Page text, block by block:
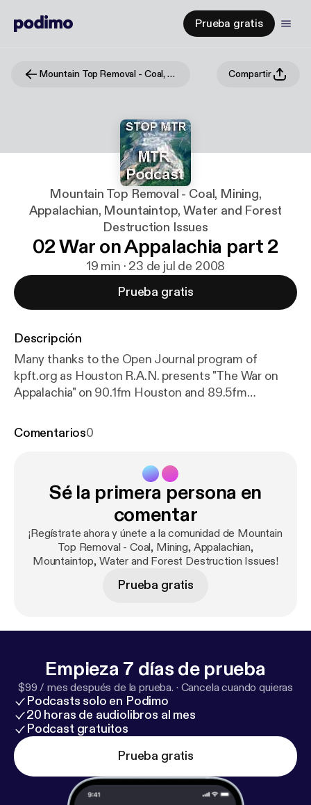
Prueba gratis
Mountain Top Removal - Coal, Mining, Appalachian, Mountaintop, Water and Forest Destruction Issues Compartir
Mountain Top Removal - Coal, Mining,
Appalachian, Mountaintop, Water and Forest
Destruction Issues
02 War on Appalachia part 2
19 min · 23 de jul de 2008
Prueba gratis
Descripción
Many thanks to the Open Journal program of
kpft.org as Houston R.A.N. presents "The War on
Appalachia" on 90.1fm Houston and 89.5fm
21st, 2008. Learn a little from guest speakers Ed
Coalition We will be talking about the hidden war on
the people and mountains of Appalachia.
Comentarios0
Sé la primera persona en
comentar
¡Regístrate ahora y únete a la comunidad de Mountain
Top Removal - Coal, Mining, Appalachian,
Mountaintop, Water and Forest Destruction Issues!
Prueba gratis
Empieza 7 días de prueba
$99 / mes después de la prueba. · Cancela cuando quieras
Podcasts solo en Podimo
20 horas de audiolibros al mes
Podcast gratuitos
Prueba gratis